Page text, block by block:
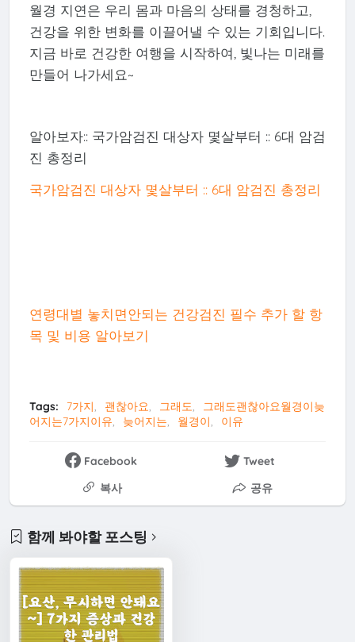
월경 지연은 우리 몸과 마음의 상태를 경청하고,
건강을 위한 변화를 이끌어낼 수 있는 기회입니다.
지금 바로 건강한 여행을 시작하여, 빛나는 미래를
만들어 나가세요~
알아보자:: 국가암검진 대상자 몇살부터 :: 6대 암검
진 총정리
국가암검진 대상자 몇살부터 :: 6대 암검진 총정리
연령대별 놓치면안되는 건강검진 필수 추가 할 항
목 및 비용 알아보기
Tags: 7가지 괜찮아요 그래도
그래도괜찮아요월경이늦
어지는7가지이유
늦어지는 월경이 이유
Facebook
Tweet
복사
공유
함께 봐야할 포스팅